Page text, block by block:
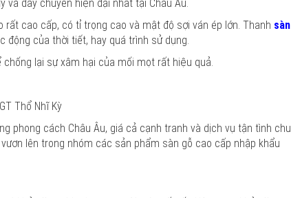
và dây chuyền hiện đại nhất tại Châu Âu.
cao cấp, có tỉ trọng cao và mật độ sợi ván ép lớn. Thanh sàn
động của thời tiết, hay quá trình sử dụng.
lại sự xâm hại của mối mọt rất hiệu quả.
Thổ Nhĩ Kỳ
phong cách Châu Âu, giá cả cạnh tranh và dịch vụ tận tình chu
lên trong nhóm các sản phẩm sàn gỗ cao cấp nhập khẩu